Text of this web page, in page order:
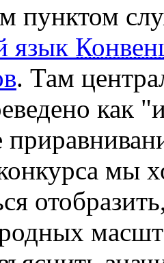
пунктом
язык
. Там
как
мы